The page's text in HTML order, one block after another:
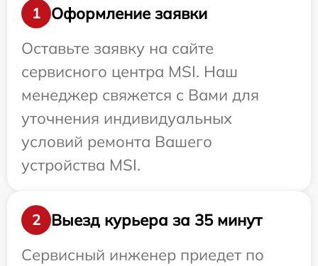
1
Оформление заявки
Оставьте заявку на сайте
сервисного центра MSI. Наш
менеджер свяжется с Вами для
уточнения индивидуальных
условий ремонта Вашего
устройства MSI.
2
Выезд курьера за 35 минут
Сервисный инженер приедет по